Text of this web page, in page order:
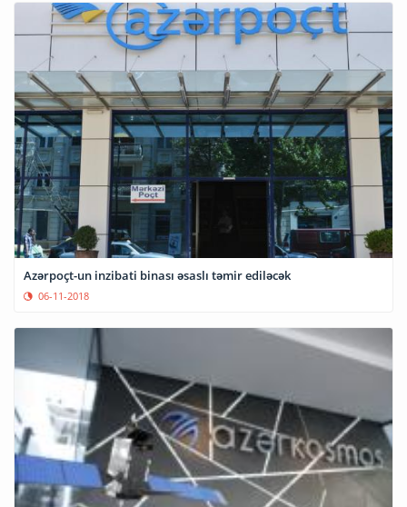
Azərpoçt-un inzibati binası əsaslı təmir ediləcək
06-11-2018